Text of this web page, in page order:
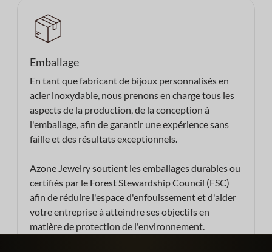
Emballage
En tant que fabricant de bijoux personnalisés en
acier inoxydable, nous prenons en charge tous les
aspects de la production, de la conception à
l'emballage, afin de garantir une expérience sans
faille et des résultats exceptionnels.
Azone Jewelry soutient les emballages durables ou
certifiés par le Forest Stewardship Council (FSC)
afin de réduire l'espace d'enfouissement et d'aider
votre entreprise à atteindre ses objectifs en
matière de protection de l'environnement.